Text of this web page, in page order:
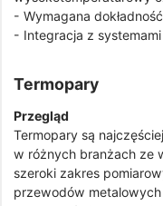
- Wymagana
- Integracja z
Termopary
Przegląd
Termopary są
w różnych branżach ze
szeroki zakres
przewodów